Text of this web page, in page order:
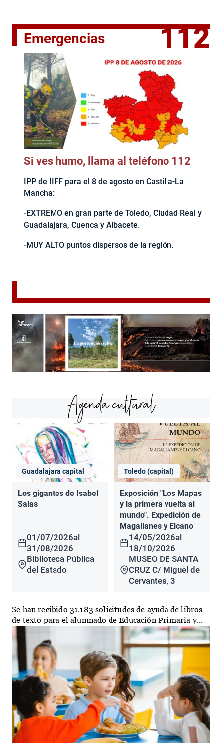
Emergencias 112
Si ves humo, llama al teléfono 112
IPP de IIFF para el 8 de agosto en Castilla-La
Mancha:
-EXTREMO en gran parte de Toledo, Ciudad Real y
Guadalajara, Cuenca y Albacete.
-MUY ALTO puntos dispersos de la región.
Agenda cultural
Guadalajara capital
Los gigantes de Isabel
Salas
01/07/2026al
31/08/2026
Biblioteca Pública
del Estado
Toledo (capital)
Exposición "Los Mapas
y la primera vuelta al
mundo". Expedición de
Magallanes y Elcano
14/05/2026al
18/10/2026
MUSEO DE SANTA
CRUZ C/ Miguel de
Cervantes, 3
Se han recibido 31.183 solicitudes de ayuda de libros
de texto para el alumnado de Educación Primaria y...